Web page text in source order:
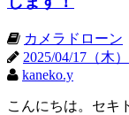
カメラドローン
2025/04/17（木）
kaneko.y
こんにちは。セキ